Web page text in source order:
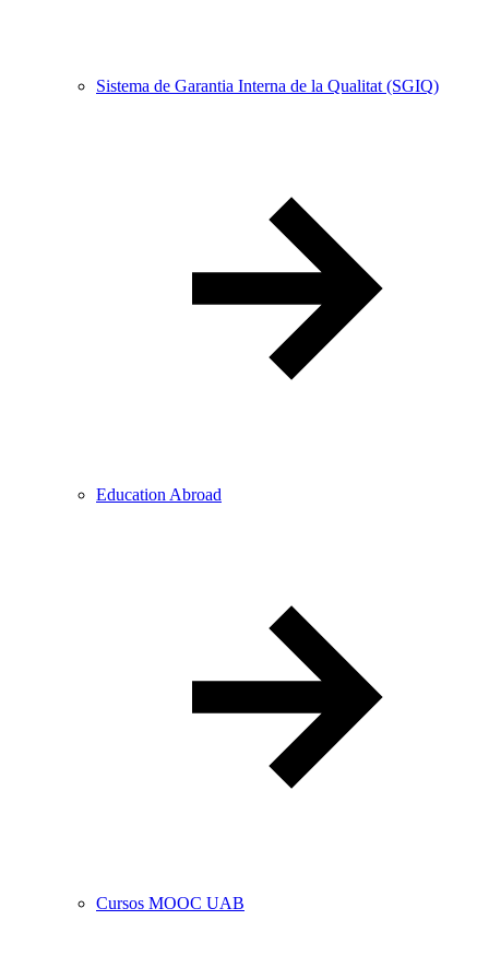
Sistema de Garantia Interna de la Qualitat (SGIQ)
Education Abroad
Cursos MOOC UAB